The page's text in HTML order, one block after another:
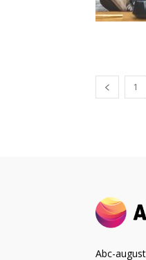
1
Abc-